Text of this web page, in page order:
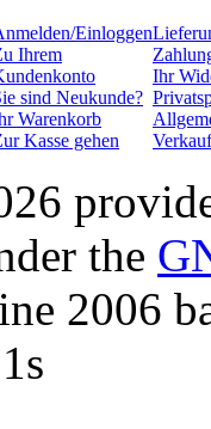
Einloggen
Ihrem
sind Neukunde?
Warenkorb
Kasse gehen
Ihr
the
2006